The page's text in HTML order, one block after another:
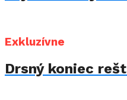
Exkluzívne
Drsný koniec